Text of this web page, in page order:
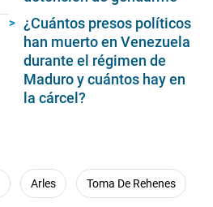
¿Cuántos presos políticos
han muerto en Venezuela
durante el régimen de
Maduro y cuántos hay en
la cárcel?
Arles Toma De Rehenes